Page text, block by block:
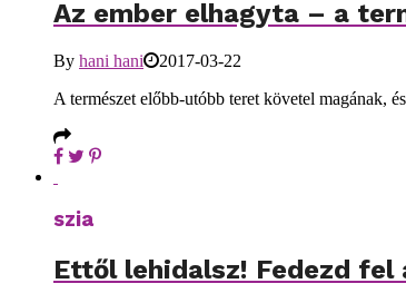
Az ember elhagyta – a
By hani hani
2017-03-22
A természet előbb-utóbb teret követel magának,
szia
Ettől lehidalsz! Fedezd